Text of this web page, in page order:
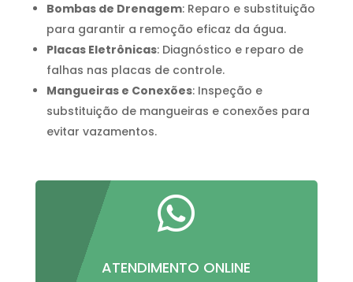
Bombas de Drenagem: Reparo e substituição
para garantir a remoção eficaz da água.
Placas Eletrônicas: Diagnóstico e reparo de
falhas nas placas de controle.
Mangueiras e Conexões: Inspeção e
substituição de mangueiras e conexões para
evitar vazamentos.

ATENDIMENTO ONLINE